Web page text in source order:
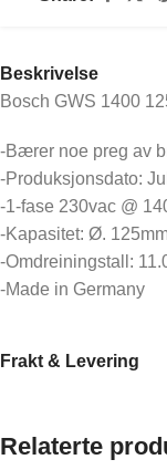
Beskrivelse
Bosch GWS 1400
-Bærer noe preg av
-Produksjonsdato:
-1-fase 230vac @
-Kapasitet: Ø.
-Omdreiningstall:
-Made in Germany
Frakt & Levering
Relaterte